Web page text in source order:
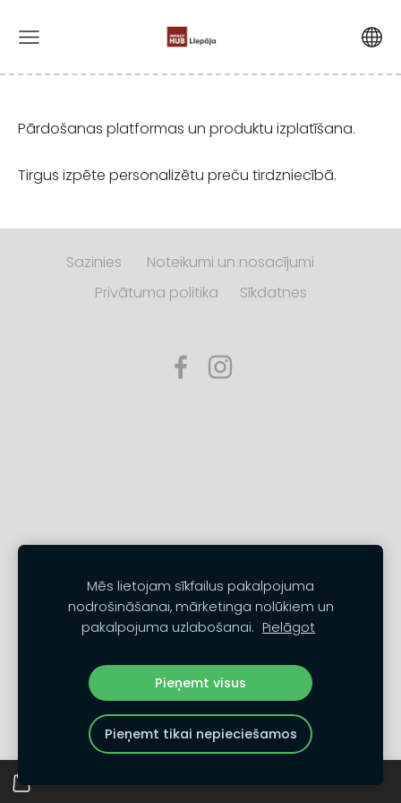
Pārdošanas platformas un produktu izplatīšana.
Tirgus izpēte personalizētu preču tirdzniecībā.
Sazinies
Noteikumi un nosacījumi
Privātuma politika
Sīkdatnes
Mēs lietojam sīkfailus pakalpojuma
nodrošināšanai, mārketinga nolūkiem un
pakalpojuma uzlabošanai. Pielāgot
Pieņemt visus
Pieņemt tikai nepieciešamos